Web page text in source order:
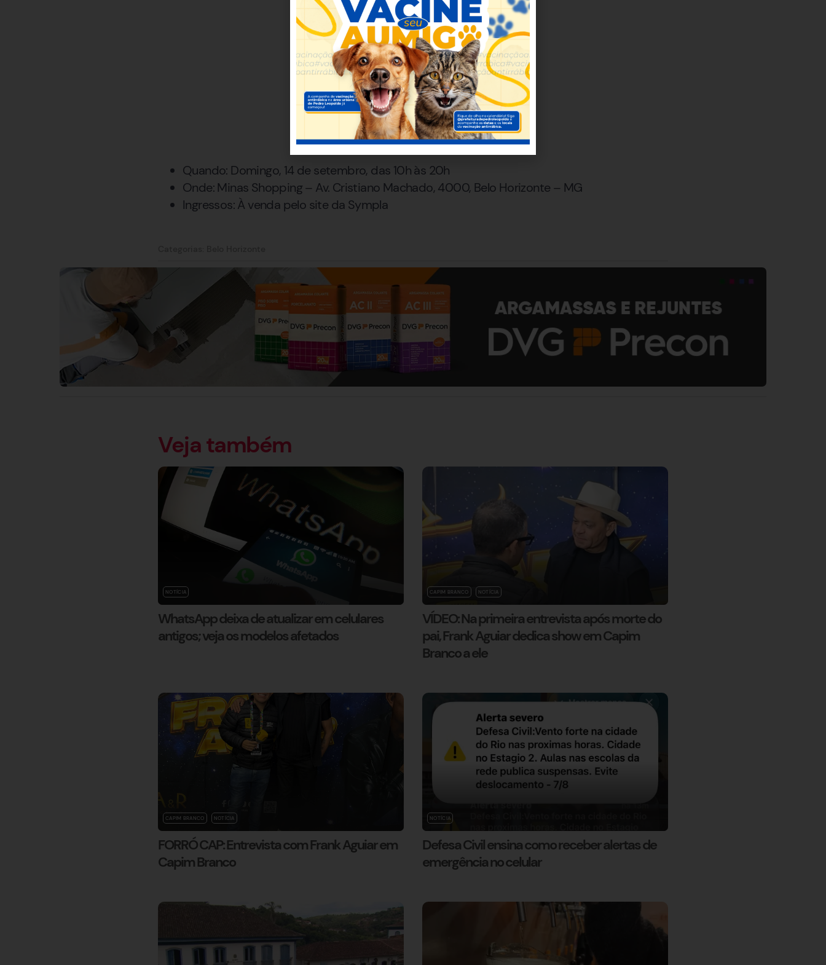
Quando: Domingo, 14 de setembro, das 10h às 20h
Onde: Minas Shopping – Av. Cristiano Machado, 4000, Belo Horizonte – MG
Ingressos: À venda pelo site da Sympla
Veja também
NOTÍCIA
WhatsApp deixa de atualizar em celulares
antigos; veja os modelos afetados
CAPIM BRANCO NOTÍCIA
VÍDEO: Na primeira entrevista após morte do
pai, Frank Aguiar dedica show em Capim
Branco a ele
CAPIM BRANCO NOTÍCIA
FORRÓ CAP: Entrevista com Frank Aguiar em
Capim Branco
NOTÍCIA
Defesa Civil ensina como receber alertas de
emergência no celular